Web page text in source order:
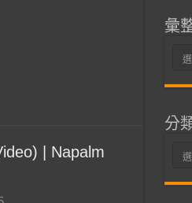
| Napalm
彙
彙
分
分